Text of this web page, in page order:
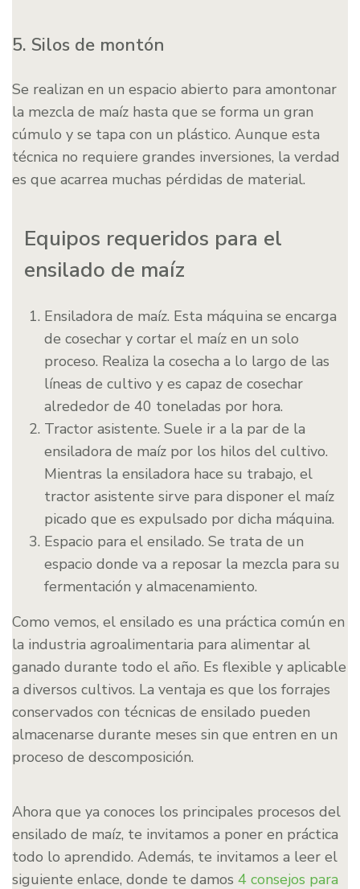
5. Silos de montón
Se realizan en un espacio abierto para amontonar
la mezcla de maíz hasta que se forma un gran
cúmulo y se tapa con un plástico. Aunque esta
técnica no requiere grandes inversiones, la verdad
es que acarrea muchas pérdidas de material.
Equipos requeridos para el
ensilado de maíz
Ensiladora de maíz. Esta máquina se encarga
de cosechar y cortar el maíz en un solo
proceso. Realiza la cosecha a lo largo de las
líneas de cultivo y es capaz de cosechar
alrededor de 40 toneladas por hora.
Tractor asistente. Suele ir a la par de la
ensiladora de maíz por los hilos del cultivo.
Mientras la ensiladora hace su trabajo, el
tractor asistente sirve para disponer el maíz
picado que es expulsado por dicha máquina.
Espacio para el ensilado. Se trata de un
espacio donde va a reposar la mezcla para su
fermentación y almacenamiento.
Como vemos, el ensilado es una práctica común en
la industria agroalimentaria para alimentar al
ganado durante todo el año. Es flexible y aplicable
a diversos cultivos. La ventaja es que los forrajes
conservados con técnicas de ensilado pueden
almacenarse durante meses sin que entren en un
proceso de descomposición.
Ahora que ya conoces los principales procesos del
ensilado de maíz, te invitamos a poner en práctica
todo lo aprendido. Además, te invitamos a leer el
siguiente enlace, donde te damos 4 consejos para